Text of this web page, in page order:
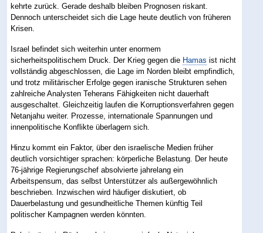
kehrte zurück. Gerade deshalb bleiben Prognosen riskant.
Dennoch unterscheidet sich die Lage heute deutlich von früheren
Krisen.
Israel befindet sich weiterhin unter enormem
sicherheitspolitischem Druck. Der Krieg gegen die Hamas ist nicht
vollständig abgeschlossen, die Lage im Norden bleibt empfindlich,
und trotz militärischer Erfolge gegen iranische Strukturen sehen
zahlreiche Analysten Teherans Fähigkeiten nicht dauerhaft
ausgeschaltet. Gleichzeitig laufen die Korruptionsverfahren gegen
Netanjahu weiter. Prozesse, internationale Spannungen und
innenpolitische Konflikte überlagern sich.
Hinzu kommt ein Faktor, über den israelische Medien früher
deutlich vorsichtiger sprachen: körperliche Belastung. Der heute
76-jährige Regierungschef absolvierte jahrelang ein
Arbeitspensum, das selbst Unterstützer als außergewöhnlich
beschrieben. Inzwischen wird häufiger diskutiert, ob
Dauerbelastung und gesundheitliche Themen künftig Teil
politischer Kampagnen werden könnten.